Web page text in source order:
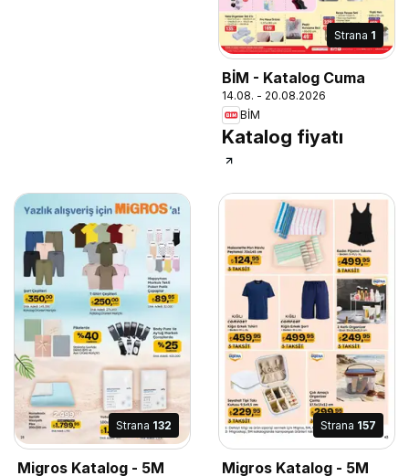
Strana 1
BİM - Katalog Cuma
14.08. - 20.08.2026
BİM
Katalog fiyatı
Strana 132
Migros Katalog - 5M
Strana 157
Migros Katalog - 5M